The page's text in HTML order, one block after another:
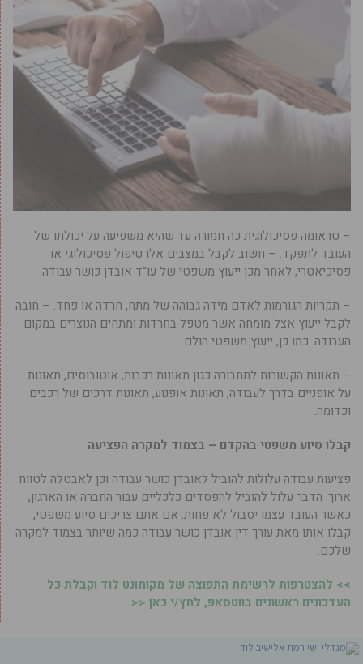
– טראומה פסיכולוגית כה חמורה עד שהיא משפיעה על יכולתו של
העובד לתפקד. – חשוב לקבל במצבים אלו טיפול פסיכולוגי או
פסיכיאטרי, לאחר מכן ייעוץ משפטי של עו”ד אובדן כושר עבודה.
– תקריות הגורמות לאדם מידה גבוהה של מתח, חרדה או פחד. – חובה
לקבל ייעוץ אצל מומחה אשר מטפל בחרדות ומתחים הנוצרים במקום
העבודה. כמו כן, ייעוץ משפטי הולם.
– תאונות הקשורות לתחבורה כגון תאונות רכבות, אוטובוסים, תאונות
על אופניים בדרך לעבודה, תאונות אופנוע, תאונות דרכים של רכבים
וכדומה.
קבלו סיוע משפטי בהקדם – בצמוד למקרה הפציעה
פציעות עבודה עלולות להוביל לאובדן כושר עבודה וכן לאבטלה לטווח
ארוך. הדבר עלול להוביל להפסדים כלכליים עבור החברה או הארגון,
כאשר העובד עצמו יסבול לא פחות. אם אתם צריכים סיוע משפטי,
קבלו אותו מאת עורך דין אובדן כושר עבודה כמה שיותר בצמוד למקרה
שלכם.
>> להצטרפות לרשימת התפוצה של מקומונט לוד וקבלת כל
העדכונים ראשונים בווטסאפ, לחץ/י כאן <<